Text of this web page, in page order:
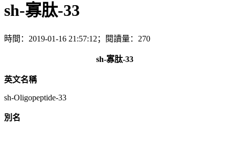
sh-寡肽-33
時間：2019-01-16 21:57:12；閱讀量：270
sh-寡肽-33
英文名稱
sh-Oligopeptide-33
別名